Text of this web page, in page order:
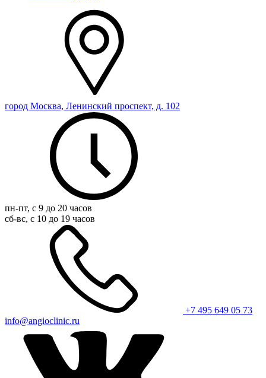
город Москва, Ленинский проспект, д. 102
пн-пт, с 9 до 20 часов
сб-вс, с 10 до 19 часов
+7 495 649 05 73
info@angioclinic.ru